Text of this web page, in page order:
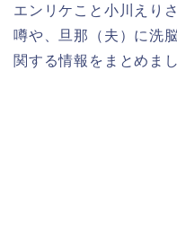
エンリケこと小川えり
噂や、旦那（夫）に洗
関する情報をまとめまし